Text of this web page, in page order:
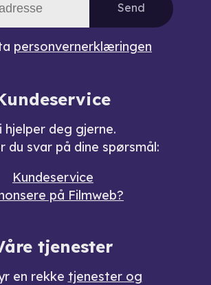
Send
personvernerklæringen
hjelper deg gjerne.
du svar på dine spørsmål:
Kundeservice
på Filmweb?
tjenester
en rekke tjenester og